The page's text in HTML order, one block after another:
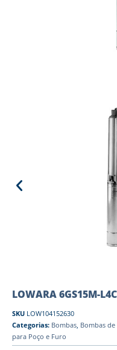
LOWARA 6GS15M-
SKU LOW104152630
Categorias: Bombas, Bombas de
para Poço e Furo